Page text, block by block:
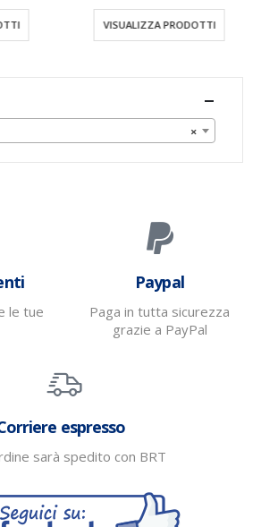
VISUALIZZA PRODOTTI
×
le tue
Paypal
Paga in tutta sicurezza
grazie a PayPal
espresso
sarà spedito con BRT